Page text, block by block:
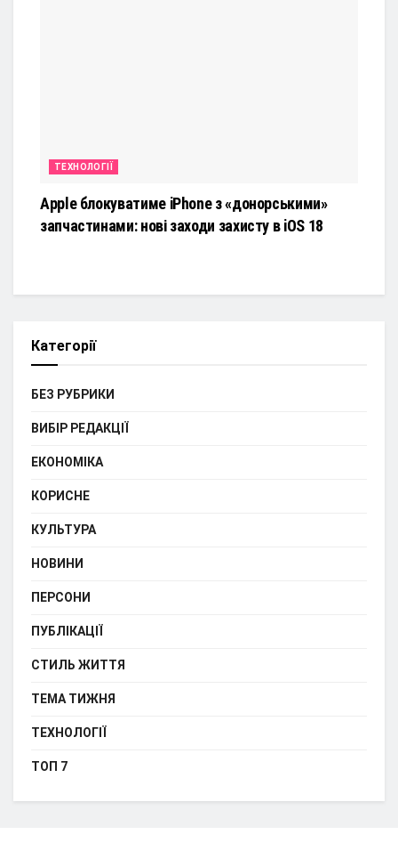
ТЕХНОЛОГІЇ
Apple блокуватиме iPhone з «донорськими»
запчастинами: нові заходи захисту в iOS 18
Категорії
БЕЗ РУБРИКИ
ВИБІР РЕДАКЦІЇ
ЕКОНОМІКА
КОРИСНЕ
КУЛЬТУРА
НОВИНИ
ПЕРСОНИ
ПУБЛІКАЦІЇ
СТИЛЬ ЖИТТЯ
ТЕМА ТИЖНЯ
ТЕХНОЛОГІЇ
ТОП 7